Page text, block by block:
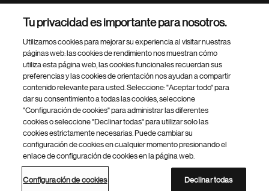
Footer Site Search
inferior
del
© 2026 Novartis AG
Política de privacidad Términos de uso
Accesibilidad
Configuración de cookies
Mapa del sitio
Tu privacidad es importante para nosotros.
Utilizamos cookies para mejorar su experiencia al visitar nuestras
páginas web: las cookies de rendimiento nos muestran cómo
utiliza esta página web, las cookies funcionales recuerdan sus
preferencias y las cookies de orientación nos ayudan a compartir
contenido relevante para usted. Seleccione: "Aceptar todo" para
dar su consentimiento a todas las cookies, seleccione
"Configuración de cookies" para administrar las diferentes
cookies o seleccione "Declinar todas" para utilizar solo las
cookies estrictamente necesarias. Puede cambiar su
configuración de cookies en cualquier momento presionando el
enlace de configuración de cookies en la página web.
Configuración de cookies Declinar todas